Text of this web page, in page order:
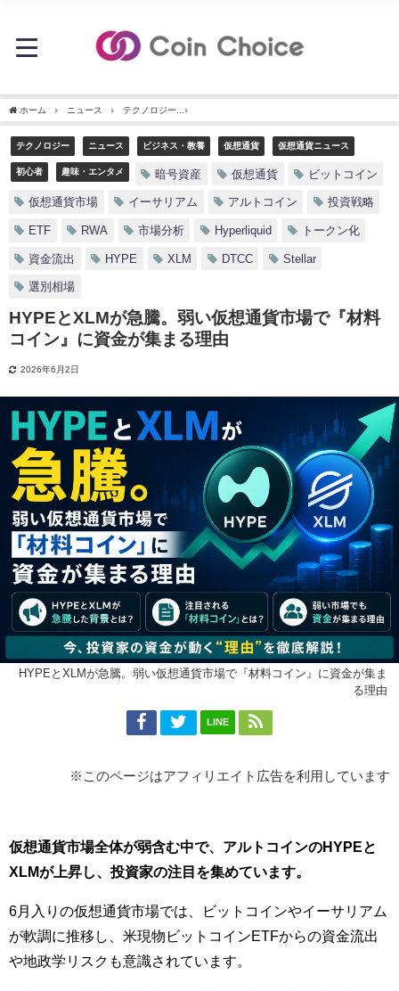
ホーム ニュース テクノロジー
テクノロジー ニュース ビジネス・教養 仮想通貨 仮想通貨ニュース
初心者 趣味・エンタメ 暗号資産 仮想通貨 ビットコイン
仮想通貨市場 イーサリアム アルトコイン 投資戦略
ETF RWA 市場分析 Hyperliquid トークン化
資金流出 HYPE XLM DTCC Stellar
選別相場
HYPEとXLMが急騰。弱い仮想通貨市場で『材料
コイン』に資金が集まる理由
2026年6月2日
HYPEとXLMが急騰。弱い仮想通貨市場で『材料コイン』に資金が集ま
る理由
LINE
※このページはアフィリエイト広告を利用しています
仮想通貨市場全体が弱含む中で、アルトコインのHYPEと
XLMが上昇し、投資家の注目を集めています。
6月入りの仮想通貨市場では、ビットコインやイーサリアム
が軟調に推移し、米現物ビットコインETFからの資金流出
や地政学リスクも意識されています。